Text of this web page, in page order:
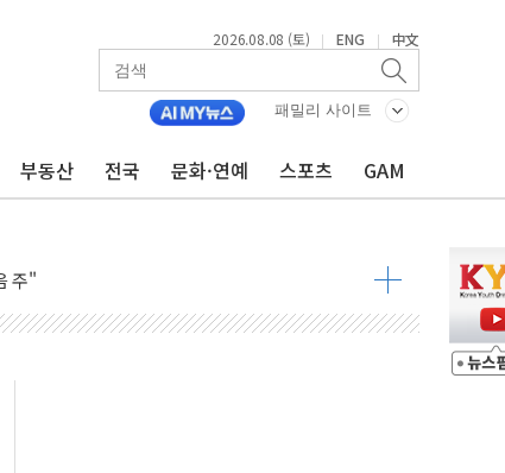
2026.08.08 (토) | ENG | 中文
패밀리 사이트
부동산 전국 문화·연예 스포츠 GAM
망 우세
주"
'올스톱'… 美 해상봉쇄 영향
반도체주 '활짝'